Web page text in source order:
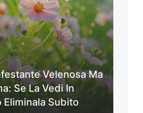
Velenosa Ma
Se La Vedi In
Eliminala Subito